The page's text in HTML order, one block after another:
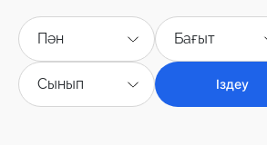
Пән Бағыт
Сынып Іздеу